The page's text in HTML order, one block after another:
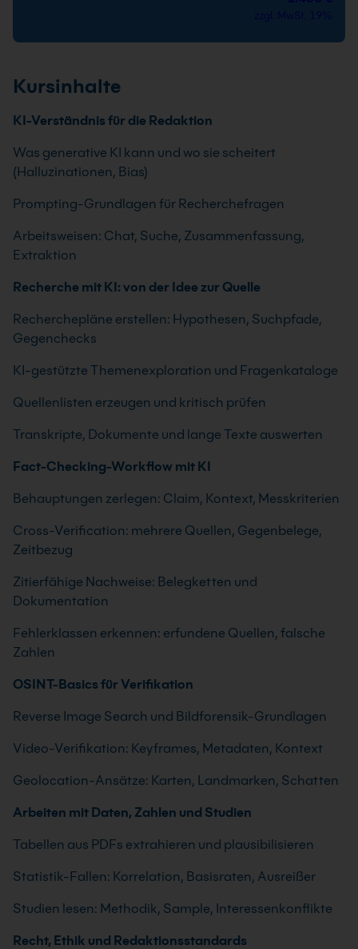
Kursinhalte
KI-Verständnis für die Redaktion
Was generative KI kann und wo sie scheitert
(Halluzinationen, Bias)
Prompting-Grundlagen für Recherchefragen
Arbeitsweisen: Chat, Suche, Zusammenfassung,
Extraktion
Recherche mit KI: von der Idee zur Quelle
Recherchepläne erstellen: Hypothesen, Suchpfade,
Gegenchecks
KI-gestützte Themenexploration und Fragenkataloge
Quellenlisten erzeugen und kritisch prüfen
Transkripte, Dokumente und lange Texte auswerten
Fact-Checking-Workflow mit KI
Behauptungen zerlegen: Claim, Kontext, Messkriterien
Cross-Verification: mehrere Quellen, Gegenbelege,
Zeitbezug
Zitierfähige Nachweise: Belegketten und
Dokumentation
Fehlerklassen erkennen: erfundene Quellen, falsche
Zahlen
OSINT-Basics für Verifikation
Reverse Image Search und Bildforensik-Grundlagen
Video-Verifikation: Keyframes, Metadaten, Kontext
Geolocation-Ansätze: Karten, Landmarken, Schatten
Arbeiten mit Daten, Zahlen und Studien
Tabellen aus PDFs extrahieren und plausibilisieren
Statistik-Fallen: Korrelation, Basisraten, Ausreißer
Studien lesen: Methodik, Sample, Interessenkonflikte
Recht, Ethik und Redaktionsstandards